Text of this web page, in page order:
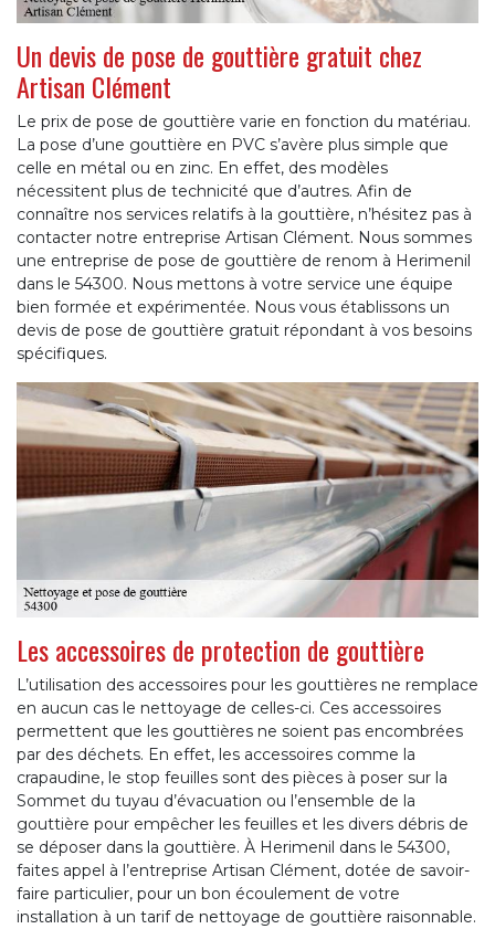
Un devis de pose de gouttière gratuit chez
Artisan Clément
Le prix de pose de gouttière varie en fonction du matériau.
La pose d’une gouttière en PVC s’avère plus simple que
celle en métal ou en zinc. En effet, des modèles
nécessitent plus de technicité que d’autres. Afin de
connaître nos services relatifs à la gouttière, n’hésitez pas à
contacter notre entreprise Artisan Clément. Nous sommes
une entreprise de pose de gouttière de renom à Herimenil
dans le 54300. Nous mettons à votre service une équipe
bien formée et expérimentée. Nous vous établissons un
devis de pose de gouttière gratuit répondant à vos besoins
spécifiques.
Les accessoires de protection de gouttière
L’utilisation des accessoires pour les gouttières ne remplace
en aucun cas le nettoyage de celles-ci. Ces accessoires
permettent que les gouttières ne soient pas encombrées
par des déchets. En effet, les accessoires comme la
crapaudine, le stop feuilles sont des pièces à poser sur la
Sommet du tuyau d’évacuation ou l’ensemble de la
gouttière pour empêcher les feuilles et les divers débris de
se déposer dans la gouttière. À Herimenil dans le 54300,
faites appel à l’entreprise Artisan Clément, dotée de savoir-
faire particulier, pour un bon écoulement de votre
installation à un tarif de nettoyage de gouttière raisonnable.